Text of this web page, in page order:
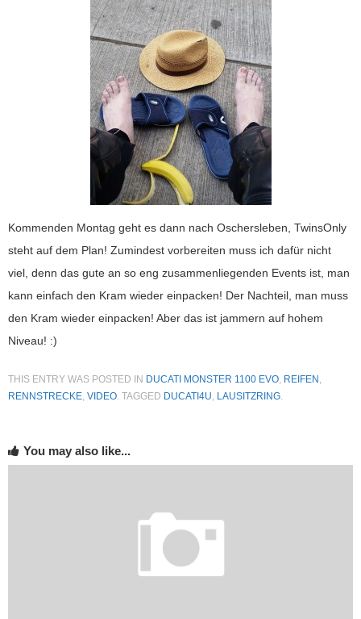
Kommenden Montag geht es dann nach Oschersleben, TwinsOnly
steht auf dem Plan! Zumindest vorbereiten muss ich dafür nicht
viel, denn das gute an so eng zusammenliegenden Events ist, man
kann einfach den Kram wieder einpacken! Der Nachteil, man muss
den Kram wieder einpacken! Aber das ist jammern auf hohem
Niveau! :)
THIS ENTRY WAS POSTED IN DUCATI MONSTER 1100 EVO, REIFEN,
RENNSTRECKE, VIDEO. TAGGED DUCATI4U, LAUSITZRING.
You may also like...